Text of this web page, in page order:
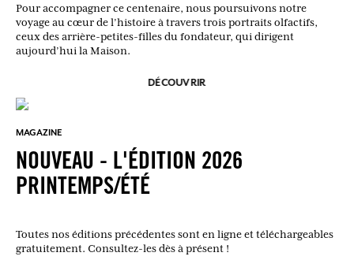
Pour accompagner ce centenaire, nous poursuivons notre
voyage au cœur de l’histoire à travers trois portraits olfactifs,
ceux des arrière-petites-filles du fondateur, qui dirigent
aujourd’hui la Maison.
DÉCOUVRIR
MAGAZINE
NOUVEAU - L'ÉDITION 2026
PRINTEMPS/ÉTÉ
Toutes nos éditions précédentes sont en ligne et téléchargeables
gratuitement. Consultez-les dès à présent !